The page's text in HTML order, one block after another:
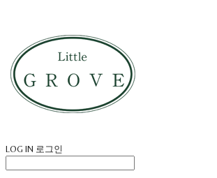
LOG IN 로그인